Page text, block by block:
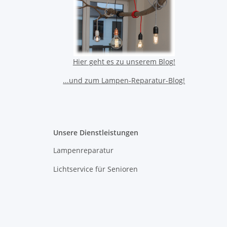
Hier geht es zu unserem Blog!
...und zum Lampen-Reparatur-Blog!
Unsere Dienstleistungen
Lampenreparatur
Lichtservice für Senioren